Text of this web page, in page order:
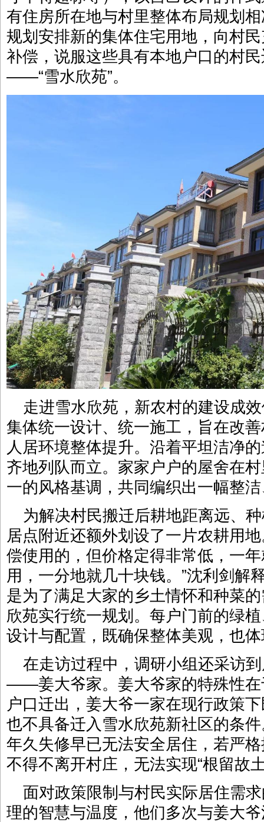
有住房所在地与村里整体布局规划
规划安排新的集体住宅用地，向村
补偿，说服这些具有本地户口的村
——“雪水欣苑”。
走进雪水欣苑，新农村的建设成
集体统一设计、统一施工，旨在改
人居环境整体提升。沿着平坦洁净
齐地列队而立。家家户户的屋舍在
一的风格基调，共同编织出一幅整
为解决村民搬迁后耕地距离远、
居点附近还额外划设了一片农耕用
偿使用的，但价格定得非常低，一
用，一分地就几十块钱。”沈利剑解
是为了满足大家的乡土情怀和种菜
欣苑实行统一规划。每户门前的绿
设计与配置，既确保整体美观，也
在走访过程中，调研小组还采访
——姜大爷家。姜大爷家的特殊性在
户口迁出，姜大爷一家在现行政策
也不具备迁入雪水欣苑新社区的条
年久失修早已无法安全居住，若严
不得不离开村庄，无法实现“根留故
面对政策限制与村民实际居住需
理的智慧与温度，他们多次与姜大